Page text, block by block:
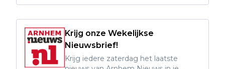
Krijg onze Wekelijkse
Nieuwsbrief!
Krijg iedere zaterdag het laatste